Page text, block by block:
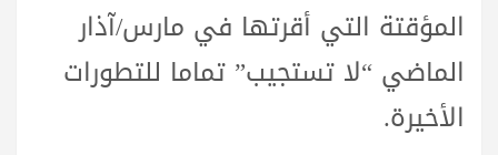
المؤقتة التي أقرتها في مارس/آذار
الماضي “لا تستجيب” تماما للتطورات
الأخيرة.